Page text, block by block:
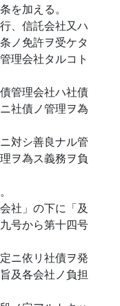
を加える。
、信託会社又ハ
ノ免許ヲ受ケタ
理会社タルコト
管理会社ハ社債
社債ノ管理ヲ為
対シ善良ナル管
ヲ為ス義務ヲ負
社」の下に「及
号から第十四号
ニ依リ社債ヲ発
及各会社ノ負担